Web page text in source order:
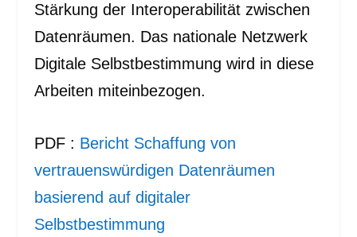
Stärkung der Interoperabilität zwischen
Datenräumen. Das nationale Netzwerk
Digitale Selbstbestimmung wird in diese
Arbeiten miteinbezogen.
PDF : Bericht Schaffung von
vertrauenswürdigen Datenräumen
basierend auf digitaler
Selbstbestimmung